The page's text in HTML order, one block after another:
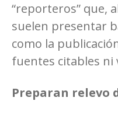
“reporteros” que,
suelen presentar
como la
fuentes citables ni
Preparan relevo